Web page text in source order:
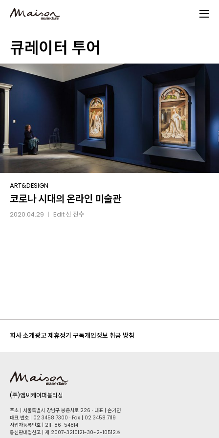
content
큐레이터 투어
코로나
시대의
온라인
ART&DESIGN
코로나 시대의 온라인 미술관
2020.04.29 Edit신 진수
회사 소개광고 제휴정기 구독개인정보 취급 방침
(주)엠씨케이퍼블리싱
주소 | 서울특별시 강남구 봉은사로 226 · 대표 | 손기연
대표 번호 | 02 34​58 7300 · Fax | 02 34​58 7119
사업자등록번호 | 211-86-5​4814
통신판매업신고 | 제 2007-3210121-30-2-10512호